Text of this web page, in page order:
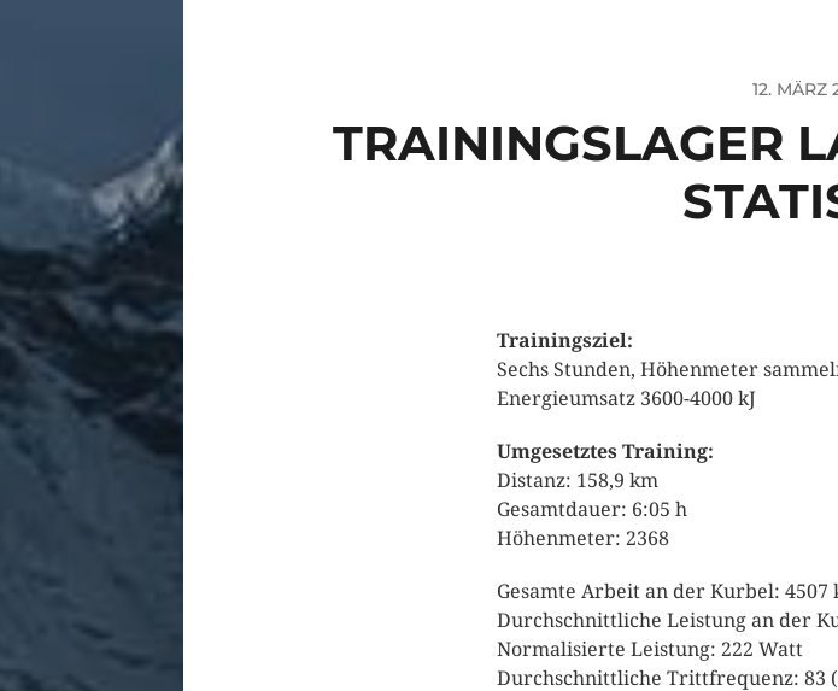
12. MÄRZ
TRAININGSLAGER
Trainingsziel:
Sechs Stunden, Höhenmeter
Energieumsatz 3600-4000 kJ
Umgesetztes Training:
Distanz: 158,9 km
Gesamtdauer: 6:05 h
Höhenmeter: 2368
Gesamte Arbeit an der Kurbel: 4507
Durchschnittliche Leistung an der
Normalisierte Leistung: 222 Watt
Durchschnittliche Trittfrequenz: 83